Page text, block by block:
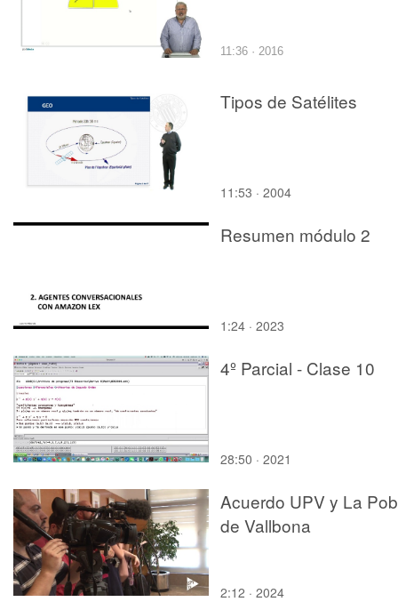
11:36 · 2016
Tipos de Satélites
11:53 · 2004
Resumen módulo 2
1:24 · 2023
4º Parcial - Clase 10
28:50 · 2021
Acuerdo UPV y La
de Vallbona
2:12 · 2024